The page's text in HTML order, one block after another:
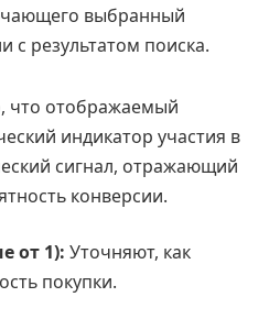
выбранный
с результатом поиска.
что отображаемый
индикатор участия в
сигнал, отражающий
конверсии.
от 1): Уточняют, как
покупки.